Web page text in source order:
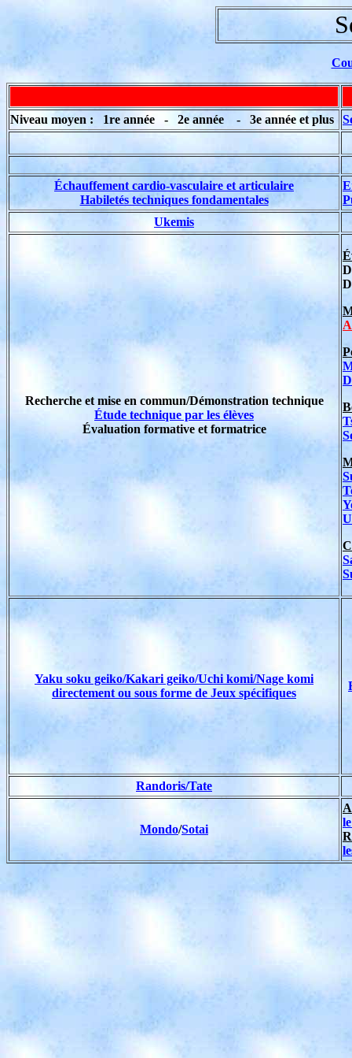
Niveau moyen : 1re année - 2e année - 3e année et plus
Échauffement cardio-vasculaire et articulaire
Habiletés techniques fondamentales
Ukemis
Recherche et mise en commun/Démonstration technique
Étude technique par les élèves
Évaluation formative et formatrice
Yaku soku geiko/Kakari geiko/Uchi komi/Nage komi
directement ou sous forme de Jeux spécifiques
Randoris/Tate
Mondo/Sotai